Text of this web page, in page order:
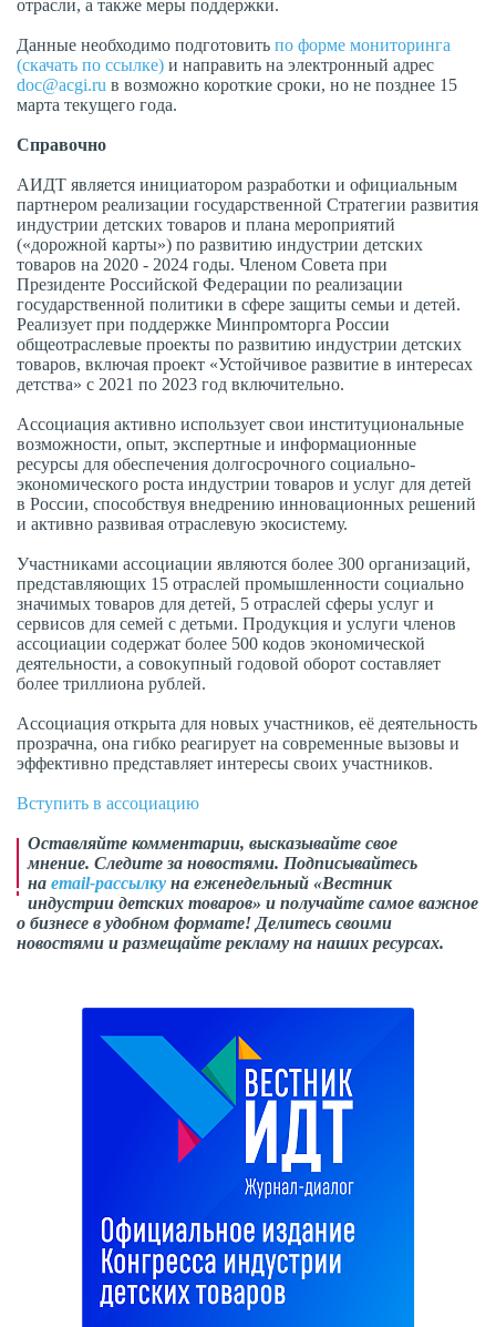
отрасли, а также меры поддержки.
Данные необходимо подготовить по форме мониторинга
(скачать по ссылке) и направить на электронный адрес
doc@acgi.ru в возможно короткие сроки, но не позднее 15
марта текущего года.
Справочно
АИДТ является инициатором разработки и официальным
партнером реализации государственной Стратегии развития
индустрии детских товаров и плана мероприятий
(«дорожной карты») по развитию индустрии детских
товаров на 2020 - 2024 годы. Членом Совета при
Президенте Российской Федерации по реализации
государственной политики в сфере защиты семьи и детей.
Реализует при поддержке Минпромторга России
общеотраслевые проекты по развитию индустрии детских
товаров, включая проект «Устойчивое развитие в интересах
детства» с 2021 по 2023 год включительно.
Ассоциация активно использует свои институциональные
возможности, опыт, экспертные и информационные
ресурсы для обеспечения долгосрочного социально-
экономического роста индустрии товаров и услуг для детей
в России, способствуя внедрению инновационных решений
и активно развивая отраслевую экосистему.
Участниками ассоциации являются более 300 организаций,
представляющих 15 отраслей промышленности социально
значимых товаров для детей, 5 отраслей сферы услуг и
сервисов для семей с детьми. Продукция и услуги членов
ассоциации содержат более 500 кодов экономической
деятельности, а совокупный годовой оборот составляет
более триллиона рублей.
Ассоциация открыта для новых участников, её деятельность
прозрачна, она гибко реагирует на современные вызовы и
эффективно представляет интересы своих участников.
Вступить в ассоциацию
Оставляйте комментарии, высказывайте свое
мнение. Следите за новостями. Подписывайтесь
на email-рассылку на еженедельный «Вестник
индустрии детских товаров» и получайте самое важное
о бизнесе в удобном формате! Делитесь своими
новостями и размещайте рекламу на наших ресурсах.